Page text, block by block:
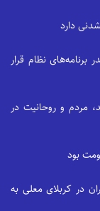
دارد
نظام قرار
مردم و روحانیت در
بود
در کربلای معلی به